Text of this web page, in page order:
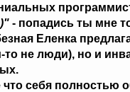
- попадись ты мне
Еленка
не люди), но и
себя полностью